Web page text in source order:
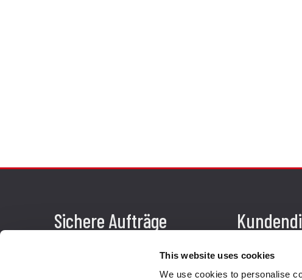
This website uses cookies
We use cookies to personalise
Sichere Aufträge
Sendung